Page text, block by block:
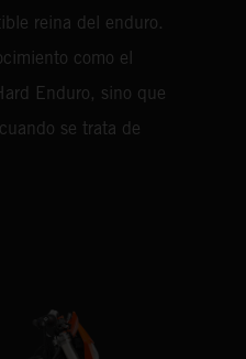
reina del enduro.
como el
Enduro, sino que
se trata de